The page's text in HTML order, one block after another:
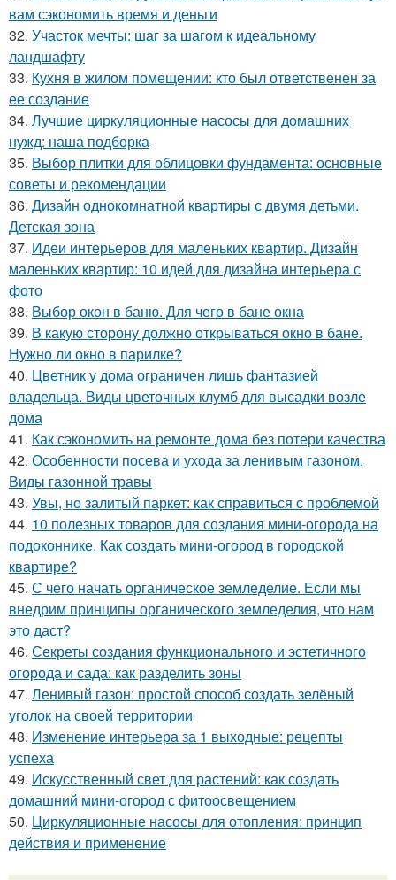
вам сэкономить время и деньги
32. Участок мечты: шаг за шагом к идеальному
ландшафту
33. Кухня в жилом помещении: кто был ответственен за
ее создание
34. Лучшие циркуляционные насосы для домашних
нужд: наша подборка
35. Выбор плитки для облицовки фундамента: основные
советы и рекомендации
36. Дизайн однокомнатной квартиры с двумя детьми.
Детская зона
37. Идеи интерьеров для маленьких квартир. Дизайн
маленьких квартир: 10 идей для дизайна интерьера с
фото
38. Выбор окон в баню. Для чего в бане окна
39. В какую сторону должно открываться окно в бане.
Нужно ли окно в парилке?
40. Цветник у дома ограничен лишь фантазией
владельца. Виды цветочных клумб для высадки возле
дома
41. Как сэкономить на ремонте дома без потери качества
42. Особенности посева и ухода за ленивым газоном.
Виды газонной травы
43. Увы, но залитый паркет: как справиться с проблемой
44. 10 полезных товаров для создания мини-огорода на
подоконнике. Как создать мини-огород в городской
квартире?
45. С чего начать органическое земледелие. Если мы
внедрим принципы органического земледелия, что нам
это даст?
46. Секреты создания функционального и эстетичного
огорода и сада: как разделить зоны
47. Ленивый газон: простой способ создать зелёный
уголок на своей территории
48. Изменение интерьера за 1 выходные: рецепты
успеха
49. Искусственный свет для растений: как создать
домашний мини-огород с фитоосвещением
50. Циркуляционные насосы для отопления: принцип
действия и применение